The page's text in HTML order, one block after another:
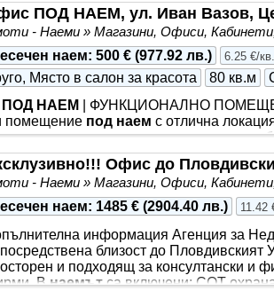
ПОД НАЕМ, ул. Иван Вазов,
- Наеми » Магазини, Офиси,
наем: 500 € (977.92 лв.) 6.25 €/
Място в салон за красота
80 кв.м
ПОД НАЕМ | ФУНКЦИОНАЛНО
помещение под наем с отлична
достъп и самостоятелен вход …
част … ✨ НОВО ПРЕДЛОЖЕНИЕ
разнообразни варианти на
✔️ обособен кът, подходящ за
вход осигурява удобство
Офис до
- Наеми » Магазини, Офиси,
наем: 1485 € (2904.40 лв.) 11.42
информация Агенция за
близост до Пловдивският
и подходящ за консултански и
Внаемътса включени: СОТ